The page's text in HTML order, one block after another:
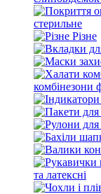
стерильне
Різне
комбінезони
та латексні